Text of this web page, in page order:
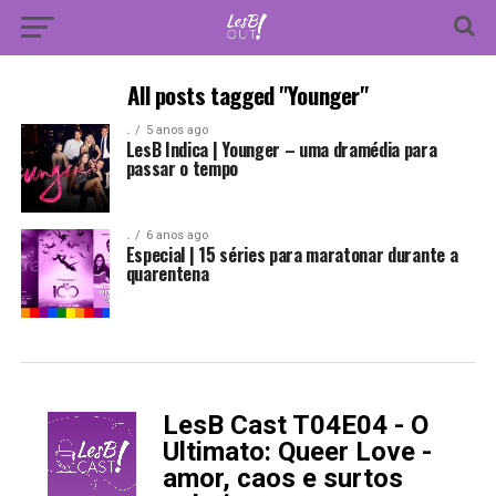
All posts tagged "Younger"
. 5 anos ago
LesB Indica | Younger – uma dramédia para
passar o tempo
. 6 anos ago
Especial | 15 séries para maratonar durante a
quarentena
LesB Cast T04E04 - O
Ultimato: Queer Love -
amor, caos e surtos
-